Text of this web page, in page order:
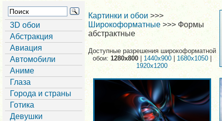
3D обои
Абстракция
Авиация
Автомобили
Аниме
Глаза
Города и страны
Готика
Девушки
Картинки и обои >>>
Широкоформатные>>> Формы
абстрактные
Доступные разрешения широкоформатной
обои: 1280x800 1440x900| 1680x1050
1920x1200